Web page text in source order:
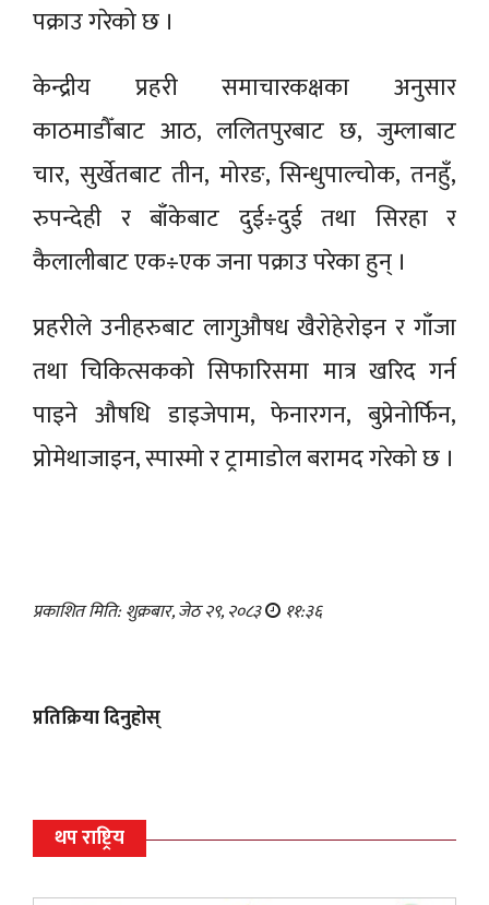
पक्राउ गरेको छ ।
केन्द्रीय प्रहरी समाचारकक्षका अनुसार
काठमाडौँबाट आठ, ललितपुरबाट छ, जुम्लाबाट
चार, सुर्खेतबाट तीन, मोरङ, सिन्धुपाल्चोक, तनहुँ,
रुपन्देही र बाँकेबाट दुई÷दुई तथा सिरहा र
कैलालीबाट एक÷एक जना पक्राउ परेका हुन् ।
प्रहरीले उनीहरुबाट लागुऔषध खैरोहेरोइन र गाँजा
तथा चिकित्सकको सिफारिसमा मात्र खरिद गर्न
पाइने औषधि डाइजेपाम, फेनारगन, बुप्रेनोर्फिन,
प्रोमेथाजाइन, स्पास्मो र ट्रामाडोल बरामद गरेको छ ।
प्रकाशित मिति: शुक्रबार, जेठ २९, २०८३ ११:३६
प्रतिक्रिया दिनुहोस्
थप राष्ट्रिय